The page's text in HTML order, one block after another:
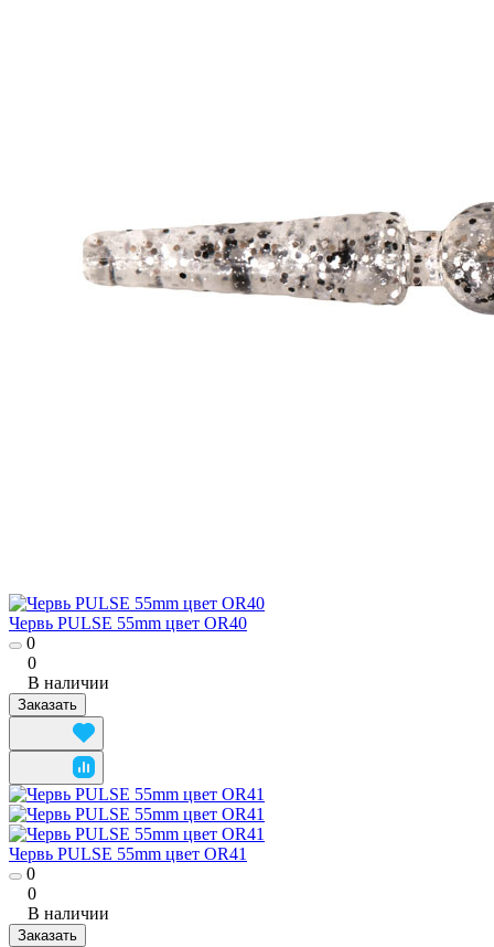
Червь PULSE 55mm цвет OR40
0
0
В наличии
Заказать
Червь PULSE 55mm цвет OR41
0
0
В наличии
Заказать